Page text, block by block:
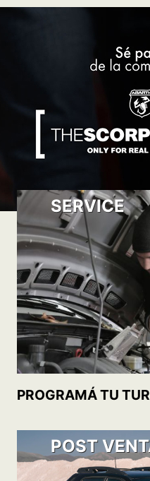
PROGRAMÁ TU
POST
OFERTAS DE
POST VENTA
FIAT PLAN